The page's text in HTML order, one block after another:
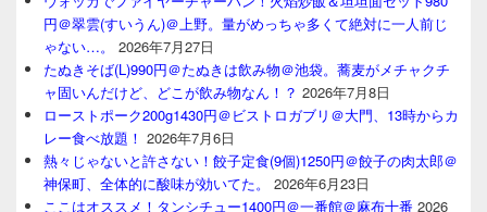
円＠翠雲(すいうん)＠上野。量がめっちゃ多くて絶対に一人前じ
ゃない…。
2026年7月27日
たぬきそば(L)990円＠たぬきは飲み物＠池袋。蕎麦がメチャクチ
ャ固いんだけど、どこが飲み物なん！？ 2026年7月8日
ローストポーク200g1430円＠ビストロガブリ＠大門、13時からカ
レー食べ放題！ 2026年7月6日
熱々じゃないと許さない！餃子定食(9個)1250円＠餃子の肉太郎＠
神保町、全体的に酸味が効いてた。
2026年6月23日
ここはオススメ！タンシチュー1400円＠一番館＠麻布十番 2026